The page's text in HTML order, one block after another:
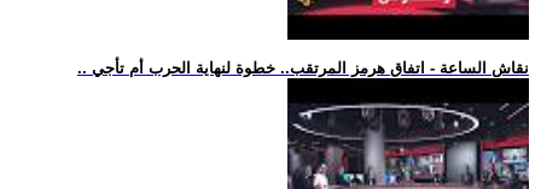
.. نقاش الساعة - اتفاق هرمز المرتقب.. خطوة لنهاية الحرب أم تأجي